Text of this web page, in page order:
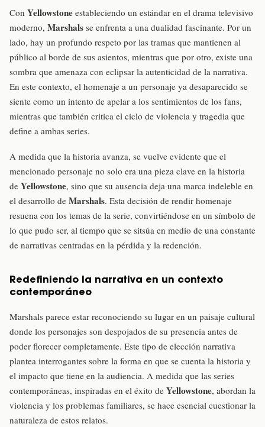
Con Yellowstone estableciendo un estándar en el drama televisivo
moderno, Marshals se enfrenta a una dualidad fascinante. Por un
lado, hay un profundo respeto por las tramas que mantienen al
público al borde de sus asientos, mientras que por otro, existe una
sombra que amenaza con eclipsar la autenticidad de la narrativa.
En este contexto, el homenaje a un personaje ya desaparecido se
siente como un intento de apelar a los sentimientos de los fans,
mientras que también critica el ciclo de violencia y tragedia que
define a ambas series.
A medida que la historia avanza, se vuelve evidente que el
mencionado personaje no solo era una pieza clave en la historia
de Yellowstone, sino que su ausencia deja una marca indeleble en
el desarrollo de Marshals. Esta decisión de rendir homenaje
resuena con los temas de la serie, convirtiéndose en un símbolo de
lo que pudo ser, al tiempo que se sitsúa en medio de una constante
de narrativas centradas en la pérdida y la redención.
Redefiniendo la narrativa en un contexto
contemporáneo
Marshals parece estar reconociendo su lugar en un paisaje cultural
donde los personajes son despojados de su presencia antes de
poder florecer completamente. Este tipo de elección narrativa
plantea interrogantes sobre la forma en que se cuenta la historia y
el impacto que tiene en la audiencia. A medida que las series
contemporáneas, inspiradas en el éxito de Yellowstone, abordan la
violencia y los problemas familiares, se hace esencial cuestionar la
naturaleza de estos relatos.